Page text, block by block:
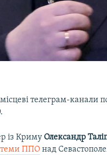
телеграм-канали
із Криму Олександр
ППО над